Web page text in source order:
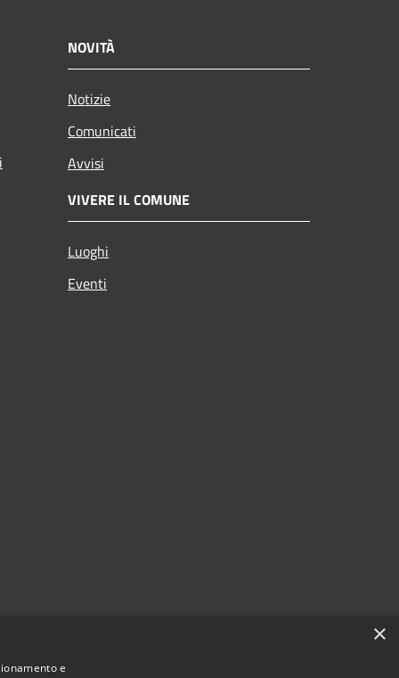
NOVITÀ
Notizie
Comunicati
Avvisi
VIVERE IL COMUNE
Luoghi
Eventi
×
e